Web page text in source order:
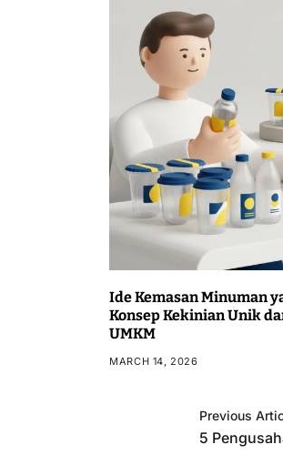
Ide Kemasan Minuman
Konsep Kekinian Unik
UMKM
MARCH 14, 2026
Previous
5